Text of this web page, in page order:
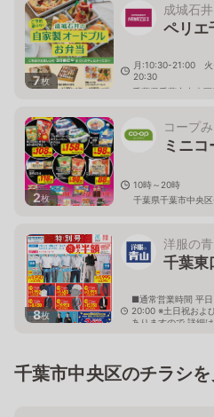
7枚
成城石井
ペリエ
月:10:30-21:00
20:30
千葉県千葉市中央
2枚
コープ
ミニ
10時～20時
千葉県千葉市中央
8枚
洋服の
千葉東
■通常営業時間 平
20:00 ※土日祝およ
ありますので 詳細
千葉市中央区のチラシを